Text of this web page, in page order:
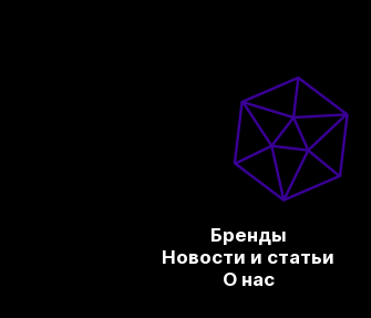
Бренды
Новости и статьи
О нас